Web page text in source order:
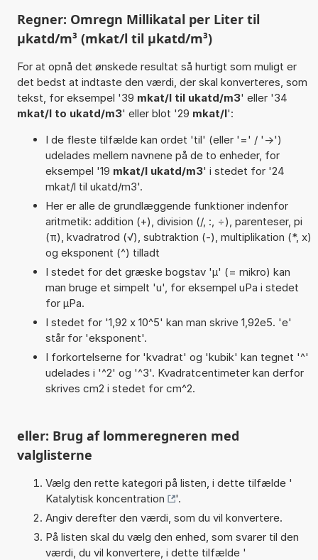
Regner: Omregn Millikatal per Liter til
µkatd/m³ (mkat/l til µkatd/m³)
For at opnå det ønskede resultat så hurtigt som muligt er
det bedst at indtaste den værdi, der skal konverteres, som
tekst, for eksempel '39 mkat/l til ukatd/m3' eller '34
mkat/l to ukatd/m3' eller blot '29 mkat/l':
I de fleste tilfælde kan ordet 'til' (eller '=' / '->')
udelades mellem navnene på de to enheder, for
eksempel '19 mkat/l ukatd/m3' i stedet for '24
mkat/l til ukatd/m3'.
Her er alle de grundlæggende funktioner indenfor
aritmetik: addition (+), division (/, :, ÷), parenteser, pi
(π), kvadratrod (√), subtraktion (-), multiplikation (*, x)
og eksponent (^) tilladt
I stedet for det græske bogstav 'µ' (= mikro) kan
man bruge et simpelt 'u', for eksempel uPa i stedet
for µPa.
I stedet for '1,92 x 10^5' kan man skrive 1,92e5. 'e'
står for 'eksponent'.
I forkortelserne for 'kvadrat' og 'kubik' kan tegnet '^'
udelades i '^2' og '^3'. Kvadratcentimeter kan derfor
skrives cm2 i stedet for cm^2.
eller: Brug af lommeregneren med
valglisterne
Vælg den rette kategori på listen, i dette tilfælde '
Katalytisk koncentration
'.
Angiv derefter den værdi, som du vil konvertere.
På listen skal du vælg den enhed, som svarer til den
værdi, du vil konvertere, i dette tilfælde '